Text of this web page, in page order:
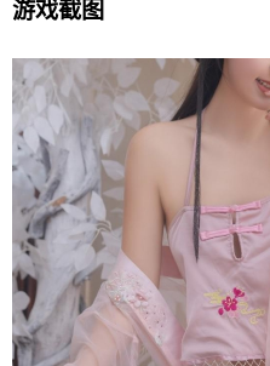
游戏截图